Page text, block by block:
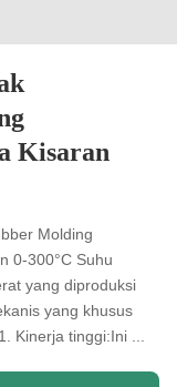
Kisaran
Molding
0-300°C Suhu
yang diproduksi
yang khusus
Kinerja tinggi:Ini ...